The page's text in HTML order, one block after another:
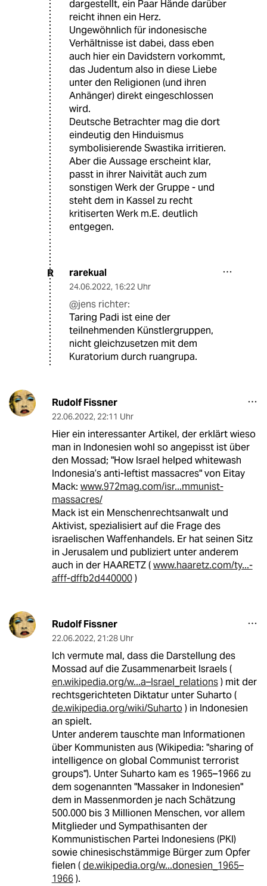
dargestellt, ein Paar Hände darüber
reicht ihnen ein Herz.
Ungewöhnlich für indonesische
Verhältnisse ist dabei, dass eben
auch hier ein Davidstern vorkommt,
das Judentum also in diese Liebe
unter den Religionen (und ihren
Anhänger) direkt eingeschlossen
wird.
Deutsche Betrachter mag die dort
eindeutig den Hinduismus
symbolisierende Swastika irritieren.
Aber die Aussage erscheint klar,
passt in ihrer Naivität auch zum
sonstigen Werk der Gruppe - und
steht dem in Kassel zu recht
kritiserten Werk m.E. deutlich
entgegen.
R rarekual
24.06.2022, 16:22 Uhr
@jens richter:
Taring Padi ist eine der
teilnehmenden Künstlergruppen,
nicht gleichzusetzen mit dem
Kuratorium durch ruangrupa.
Rudolf Fissner
22.06.2022, 22:11 Uhr
Hier ein interessanter Artikel, der erklärt wieso
man in Indonesien wohl so angepisst ist über
den Mossad; "How Israel helped whitewash
Indonesia’s anti-leftist massacres" von Eitay
Mack: www.972mag.com/isr...mmunist-
massacres/
Mack ist ein Menschenrechtsanwalt und
Aktivist, spezialisiert auf die Frage des
israelischen Waffenhandels. Er hat seinen Sitz
in Jerusalem und publiziert unter anderem
auch in der HAARETZ (www.haaretz.com/ty...-
afff-dffb2d440000)
Rudolf Fissner
22.06.2022, 21:28 Uhr
Ich vermute mal, dass die Darstellung des
Mossad auf die Zusammenarbeit Israels (
en.wikipedia.org/w...a–Israel_relations) mit der
rechtsgerichteten Diktatur unter Suharto (
de.wikipedia.org/wiki/Suharto) in Indonesien
an spielt.
Unter anderem tauschte man Informationen
über Kommunisten aus (Wikipedia: "sharing of
intelligence on global Communist terrorist
groups"). Unter Suharto kam es 1965–1966 zu
dem sogenannten "Massaker in Indonesien"
dem in Massenmorden je nach Schätzung
500.000 bis 3 Millionen Menschen, vor allem
Mitglieder und Sympathisanten der
Kommunistischen Partei Indonesiens (PKI)
sowie chinesischstämmige Bürger zum Opfer
fielen (de.wikipedia.org/w...donesien_1965–
1966).